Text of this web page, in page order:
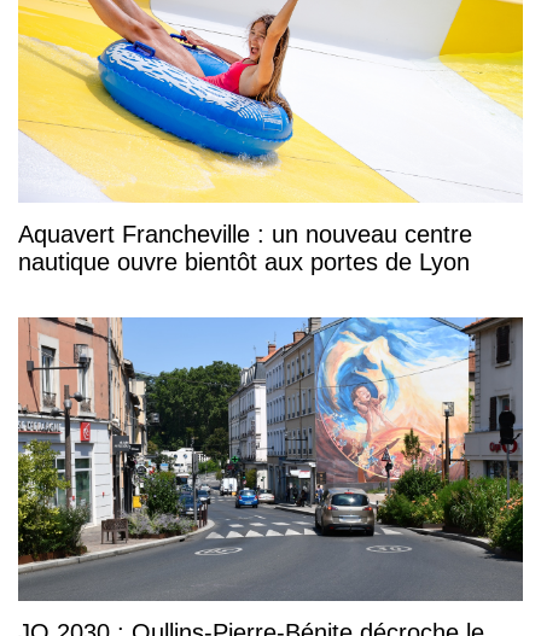
Aquavert Francheville : un nouveau centre
nautique ouvre bientôt aux portes de Lyon